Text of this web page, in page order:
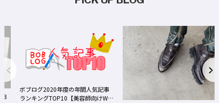
ボブログ2020年度の年間人気記事
ランキングTOP10【美容師向けWe